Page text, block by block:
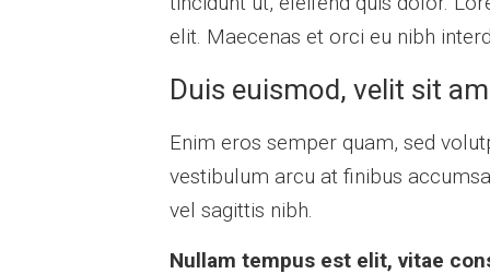
elit. Maecenas et orci eu nibh
Duis euismod, velit sit
Enim eros semper quam, sed
vestibulum arcu at finibus
vel sagittis nibh.
Nullam tempus est elit, vitae